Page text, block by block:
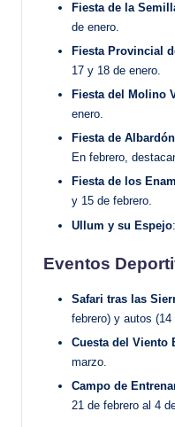
Fiesta de la
de enero.
Fiesta Provincial
17 y 18 de enero.
Fiesta del Molino
enero.
Fiesta de Albardón
En febrero,
Fiesta de los
y 15 de febrero.
Ullum y su Espejo
Eventos
Safari tras las
febrero) y autos (14
Cuesta del Viento
marzo.
Campo de
21 de febrero al 4 de